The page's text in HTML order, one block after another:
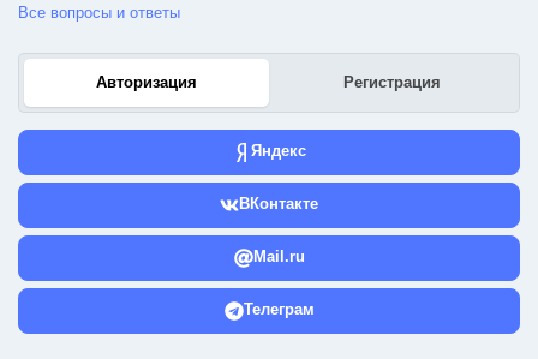
Все вопросы и ответы
Авторизация Регистрация
Яндекс
ВКонтакте
Mail.ru
Телеграм